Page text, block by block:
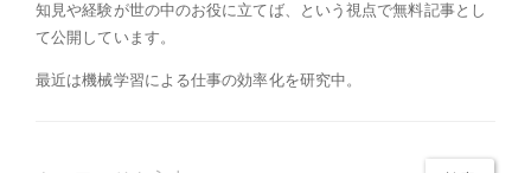
知見や経験が世の中のお役に立てば、という視点で無料記事とし
て公開しています。
最近は機械学習による仕事の効率化を研究中。